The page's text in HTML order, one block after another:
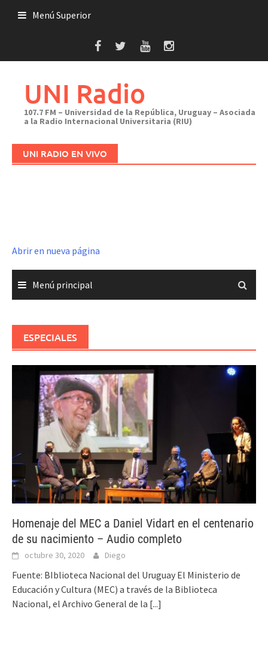
Menú Superior
UNI Radio
107.7 FM – Universidad de la República, Uruguay – Asociada
a la Radio Internacional Universitaria (RIU)
UNI RADIO EN VIVO
Abrir en nueva página
Menú principal
ESPECIALES
Homenaje del MEC a Daniel Vidart en el centenario
de su nacimiento – Audio completo
octubre 30, 2020 Diego
Fuente: BIblioteca Nacional del Uruguay El Ministerio de
Educación y Cultura (MEC) a través de la Biblioteca
Nacional, el Archivo General de la [...]